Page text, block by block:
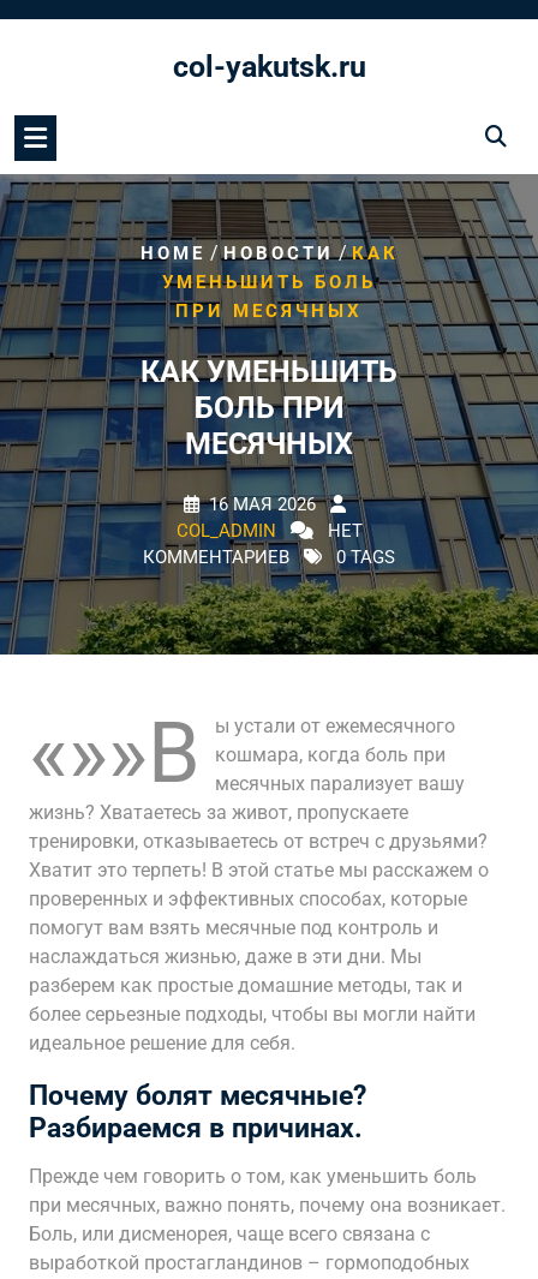
col-yakutsk.ru
HOME /НОВОСТИ/КАК
УМЕНЬШИТЬ БОЛЬ
ПРИ МЕСЯЧНЫХ
КАК УМЕНЬШИТЬ
БОЛЬ ПРИ
МЕСЯЧНЫХ
16 МАЯ 2026
COL_ADMIN
НЕТ
КОММЕНТАРИЕВ
0 TAGS
«»»В
ы устали от ежемесячного
кошмара, когда боль при
месячных парализует вашу
жизнь? Хватаетесь за живот, пропускаете
тренировки, отказываетесь от встреч с друзьями?
Хватит это терпеть! В этой статье мы расскажем о
проверенных и эффективных способах, которые
помогут вам взять месячные под контроль и
наслаждаться жизнью, даже в эти дни. Мы
разберем как простые домашние методы, так и
более серьезные подходы, чтобы вы могли найти
идеальное решение для себя.
Почему болят месячные?
Разбираемся в причинах.
Прежде чем говорить о том, как уменьшить боль
при месячных, важно понять, почему она возникает.
Боль, или дисменорея, чаще всего связана с
выработкой простагландинов – гормоподобных